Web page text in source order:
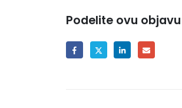
Podelite ovu objavu